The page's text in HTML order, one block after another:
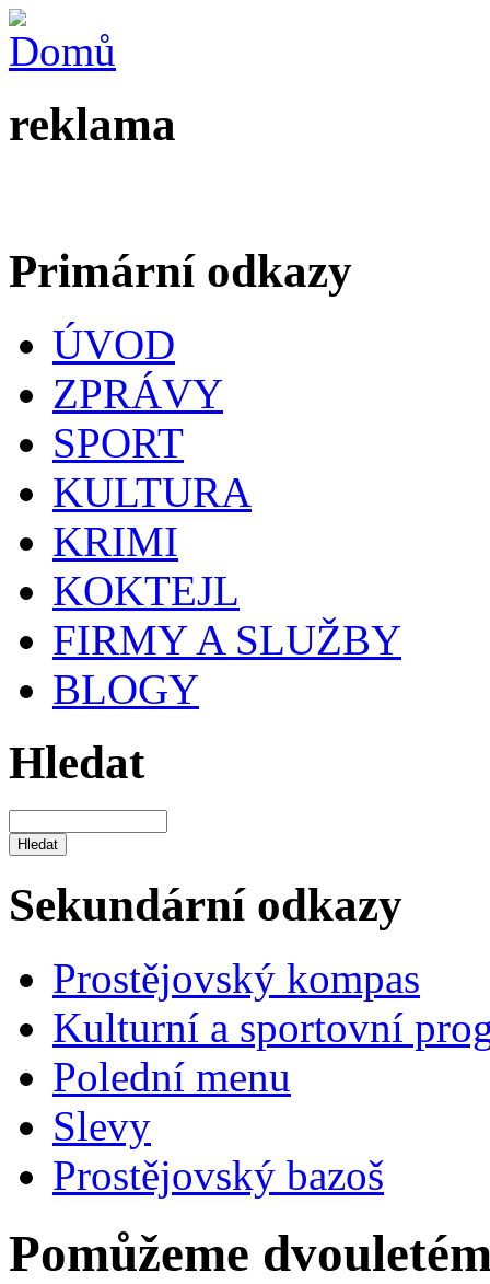
reklama
Primární odkazy
ÚVOD
ZPRÁVY
SPORT
KULTURA
KRIMI
KOKTEJL
FIRMY A SLUŽBY
BLOGY
Hledat
Sekundární odkazy
Prostějovský kompas
Kulturní a sportovní
Polední menu
Slevy
Prostějovský bazoš
Pomůžeme